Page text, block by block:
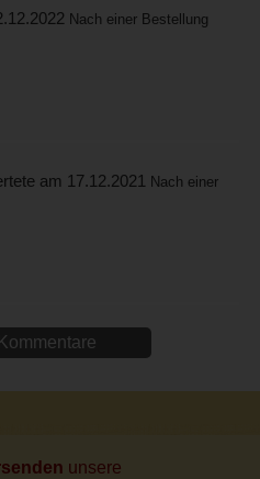
Nach einer Bestellung
am 17.12.2021 Nach einer
unsere